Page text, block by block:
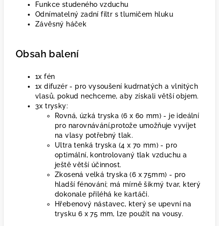
Funkce studeného vzduchu
Odnímatelný zadní filtr s tlumičem hluku
Závěsný háček
Obsah balení
1x fén
1x difuzér - pro vysoušení kudrnatých a vlnitých
vlasů, pokud nechceme, aby získali větší objem.
3x trysky:
Rovná, úzká tryska (6 x 60 mm) - je ideální
pro narovnávání,protože umožňuje vyvíjet
na vlasy potřebný tlak.
Ultra tenká tryska (4 x 70 mm) - pro
optimální, kontrolovaný tlak vzduchu a
ještě větší účinnost.
Zkosená velká tryska (6 x 75mm) - pro
hladší fénování; má mírně šikmý tvar, který
dokonale přiléhá ke kartáči.
Hřebenový nástavec, který se upevní na
trysku 6 x 75 mm, lze použít na vousy.